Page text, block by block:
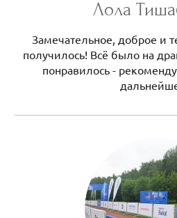
Лола
Замечательное, доброе и
получилось! Всё было на
понравилось -